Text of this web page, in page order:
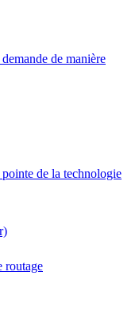
de manière
de la technologie
routage